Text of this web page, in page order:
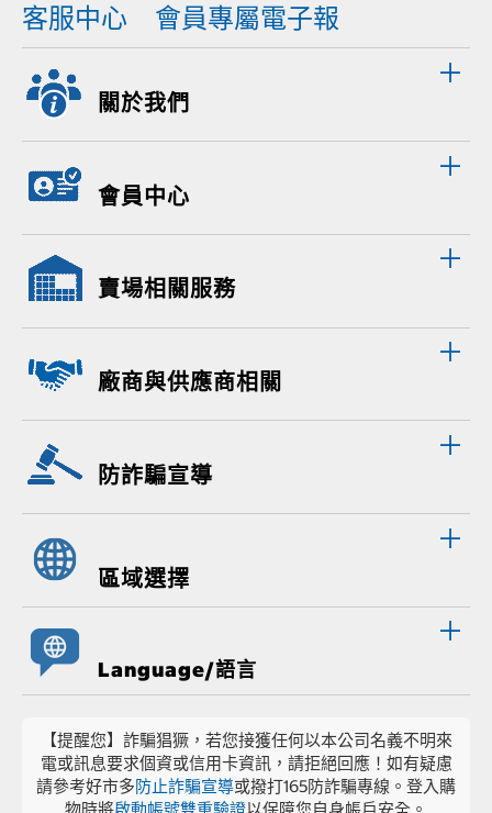
客服中心 會員專屬電子報
關於我們
會員中心
賣場相關服務
廠商與供應商相關
防詐騙宣導
區域選擇
Language/語言
【提醒您】詐騙猖獗，若您接獲任何以本公司名義不明來
電或訊息要求個資或信用卡資訊，請拒絕回應！如有疑慮
請參考好市多防止詐騙宣導或撥打165防詐騙專線。登入購
物時將啟動帳號雙重驗證以保障您自身帳戶安全。